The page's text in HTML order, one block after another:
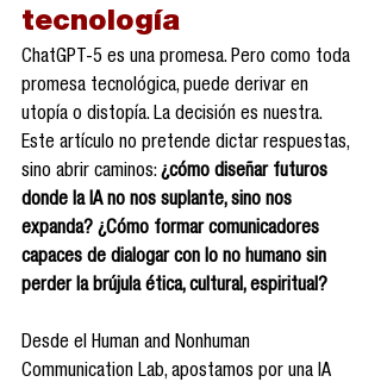
tecnología
ChatGPT-5 es una promesa. Pero como toda
promesa tecnológica, puede derivar en
utopía o distopía. La decisión es nuestra.
Este artículo no pretende dictar respuestas,
sino abrir caminos: ¿cómo diseñar futuros
donde la IA no nos suplante, sino nos
expanda? ¿Cómo formar comunicadores
capaces de dialogar con lo no humano sin
perder la brújula ética, cultural, espiritual?
Desde el Human and Nonhuman
Communication Lab, apostamos por una IA